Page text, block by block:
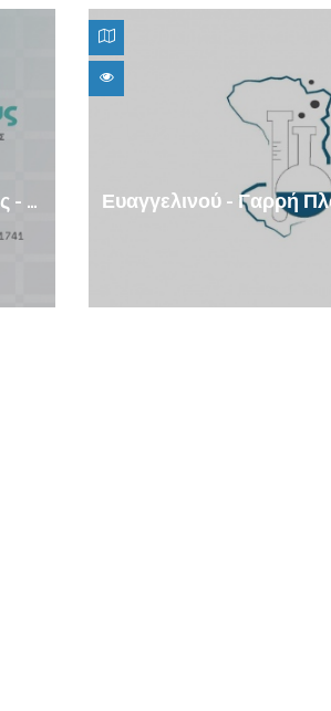
Βουρνούς Νικόλαος - Βιοπαθολόγος - Μικροβιολόγος